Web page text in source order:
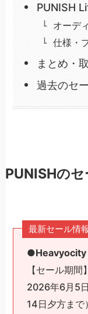
PUNISH
オーデ
仕様・
まとめ・
過去のセ
PUNISHの
最新セール情
●Heavyocity
【セール期間】
2026年6月5
14日夕方まで）